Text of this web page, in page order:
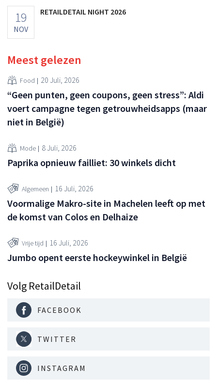
19
NOV
RETAILDETAIL NIGHT 2026
Meest gelezen
Food 20 Juli, 2026
“Geen punten, geen coupons, geen stress”: Aldi
voert campagne tegen getrouwheidsapps (maar
niet in België)
Mode 8 Juli, 2026
Paprika opnieuw failliet: 30 winkels dicht
Algemeen 16 Juli, 2026
Voormalige Makro-site in Machelen leeft op met
de komst van Colos en Delhaize
Vrije tijd 16 Juli, 2026
Jumbo opent eerste hockeywinkel in België
Volg RetailDetail
FACEBOOK
TWITTER
INSTAGRAM